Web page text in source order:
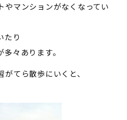
やマンションがなくなってい
たり
々あります。
てら散歩にいくと、